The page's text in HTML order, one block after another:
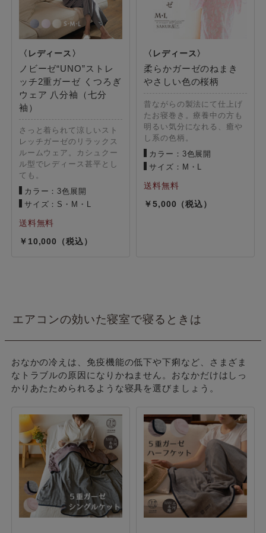
ノビーゼ“UNO”ストレ
ッチ2重ガーゼ くつろぎ
ウェア 八分袖（七分
袖）
さっと着られて涼しいスト
レッチガーゼのリラックス
ルームウェア。カシュクー
ル型でレディース甚平とし
ても。
カラー：3色展開
サイズ：S・M・L
10,000
柔らかガーゼのねまき
やさしい色の桜柄
昔ながらの製法にて仕上げ
たお寝巻き。療養中の方も
明るい気分になれる、癒や
し系の色柄。
カラー：3色展開
サイズ：M・L
5,000
エアコンの効いた寝室で寝るときは
おなかの冷えは、免疫機能の低下や下痢など、さまざま
なトラブルの原因になりかねません。おなかだけはしっ
かりあたためられるような寝具を選びましょう。